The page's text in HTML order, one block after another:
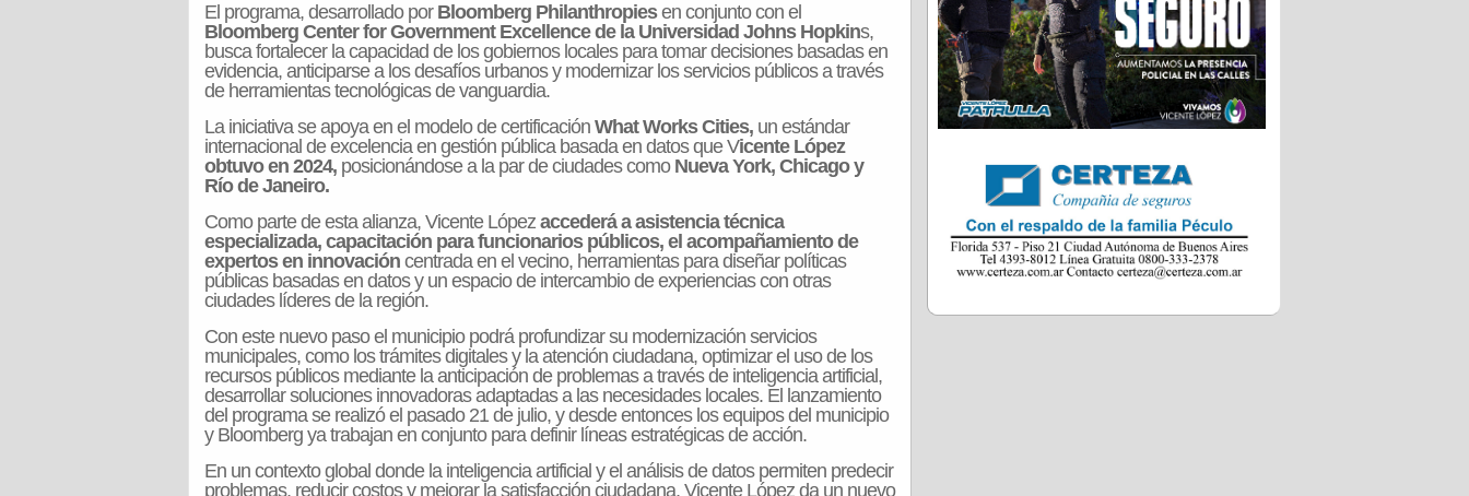
El programa, desarrollado por Bloomberg Philanthropiesen conjunto con el
Bloomberg Center for Government Excellence de la Universidad Johns Hopkins,
busca fortalecer la capacidad de los gobiernos locales para tomar decisiones basadas en
evidencia, anticiparse a los desafíos urbanos y modernizar los servicios públicos a través
de herramientas tecnológicas de vanguardia.
La iniciativa se apoya en el modelo de certificación What Works Cities, un estándar
internacional de excelencia en gestión pública basada en datos que Vicente López
obtuvo en 2024, posicionándose a la par de ciudades como Nueva York, Chicago y
Río de Janeiro.
Como parte de esta alianza, Vicente López accederá a asistencia técnica
especializada, capacitación para funcionarios públicos, el acompañamiento de
expertos en innovación centrada en el vecino, herramientas para diseñar políticas
públicas basadas en datos y un espacio de intercambio de experiencias con otras
ciudades líderes de la región.
Con este nuevo paso el municipio podrá profundizar su modernización servicios
municipales, como los trámites digitales y la atención ciudadana, optimizar el uso de los
recursos públicos mediante la anticipación de problemas a través de inteligencia artificial,
desarrollar soluciones innovadoras adaptadas a las necesidades locales. El lanzamiento
del programa se realizó el pasado 21 de julio, y desde entonces los equipos del municipio
y Bloomberg ya trabajan en conjunto para definir líneas estratégicas de acción.
En un contexto global donde la inteligencia artificial y el análisis de datos permiten predecir
problemas, reducir costos y mejorar la satisfacción ciudadana, Vicente López da un nuevo